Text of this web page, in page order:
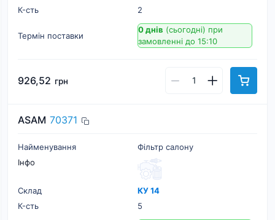
К-cть
2
Термін поставки
0 днів (сьогодні) при
замовленні до 15:10
926,52 грн
ASAM 70371
Найменування
Фільтр салону
Інфо
Склад
КУ 14
К-cть
5